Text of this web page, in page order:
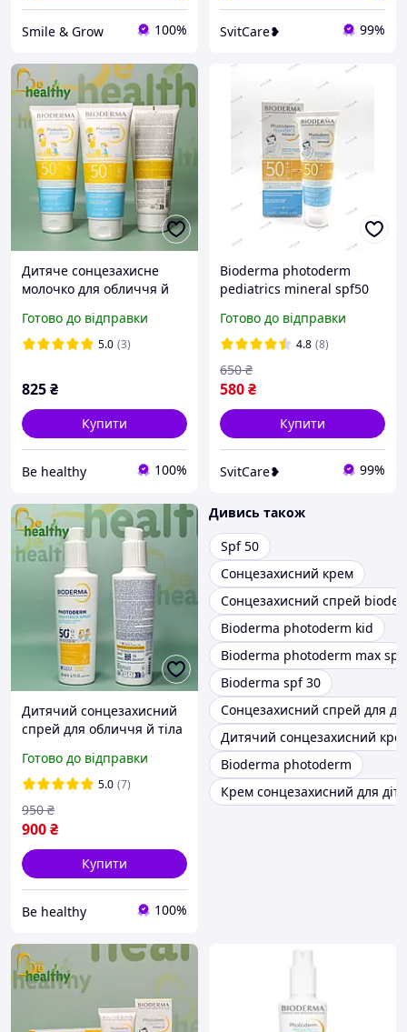
Smile & Grow 100% SvitCare❥ 99%
Дитяче сонцезахисне
молочко для обличчя й
Photoderm Pediatric Milk
SPF50+, 200 мл
Готово до відправки
5.0 (3)
825₴
Купити
Be healthy 100%
Bioderma photoderm
pediatrics mineral spf50
Готово до відправки
4.8 (8)
580₴
650 ₴
Купити
SvitCare❥ 99%
Дитячий сонцезахисний
спрей для обличчя й тіла
Photoderm Pediatrics
Spray SPF50+, 200 мл
Готово до відправки
5.0 (7)
900₴
950 ₴
Купити
Be healthy 100%
Дивись також
Spf 50
Сонцезахисний крем
Сонцезахисний спрей
Bioderma photoderm kid
Bioderma photoderm max spf
Bioderma spf 30
Сонцезахисний спрей для
Дитячий сонцезахисний
Bioderma photoderm
Крем сонцезахисний для